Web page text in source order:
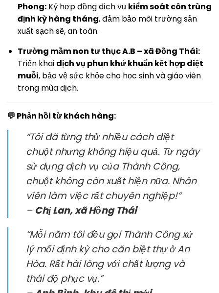
Phong:Ký hợp đồng dịch vụ kiểm soát côn trùng
định kỳ hàng tháng, đảm bảo môi trường sản
xuất sạch sẽ, an toàn.
Trường mầm non tư thục A.B – xã Đồng Thái:
Triển khai dịch vụ phun khử khuẩn kết hợp diệt
muỗi, bảo vệ sức khỏe cho học sinh và giáo viên
trong mùa dịch.
💬 Phản hồi từ khách hàng:
“Tôi đã từng thử nhiều cách diệt
chuột nhưng không hiệu quả. Từ ngày
sử dụng dịch vụ của Thành Công,
chuột không còn xuất hiện nữa. Nhân
viên làm việc rất chuyên nghiệp!”
– Chị Lan, xã Hồng Thái
“Mỗi năm tôi đều gọi Thành Công xử
lý mối định kỳ cho căn biệt thự ở An
Hòa. Rất hài lòng với chất lượng và
thái độ phục vụ.”